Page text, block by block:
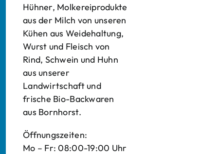
Hühner, Molkereiprodukte
aus der Milch von unseren
Kühen aus Weidehaltung,
Wurst und Fleisch von
Rind, Schwein und Huhn
aus unserer
Landwirtschaft und
frische Bio-Backwaren
aus Bornhorst.
Öffnungszeiten:
Mo – Fr: 08:00-19:00 Uhr